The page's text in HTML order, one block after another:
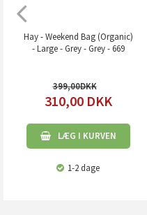
Hay - Weekend Bag (Organic)
- Large - Grey - Grey - 669
399,00
310,00 DKK
LÆG I KURVEN
1-2 dage